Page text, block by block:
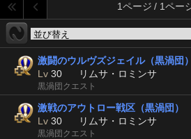
1ページ / 1ペー
激闘のウルヴズジェイル（黒渦団）
Lv 30 リムサ・ロミンサ
黒渦団クエスト
激戦のアウトロー戦区（黒渦団）
Lv 30 リムサ・ロミンサ
黒渦団クエスト